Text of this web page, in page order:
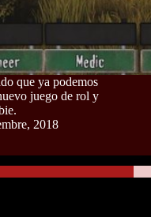
que ya podemos
juego de rol y
2018